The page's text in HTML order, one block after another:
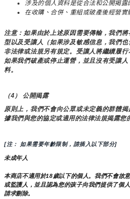
涉及的個人資料是從合法和公開揭露
在收購、合併、重組或破產後經營實
注意：如果由於上述原因需要傳輸，我們
型以及受讓人（如果涉及敏感信息，我們
非法律或法規另有規定。受讓人將繼續履行
如果我們破產或停止運營，並且沒有受讓
料。
（4） 公開揭露
原則上，我們不會向公眾或未定義的群體
據我們與您的協定或適用的法律法規揭露您
[注： 如果需要年齡限制，請插入以下部分]
未成年人
本商店不適用於18歲以下的個人。我們不會故
或監護人，並且認為您的孩子向我們提供了個
請求刪除。